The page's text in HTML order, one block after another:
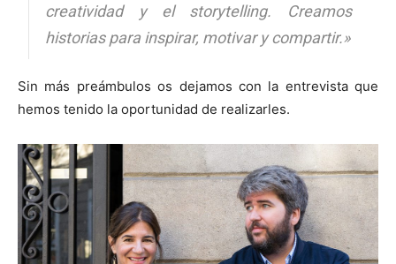
creatividad y el storytelling. Creamos
historias para inspirar, motivar y compartir.»
Sin más preámbulos os dejamos con la entrevista que
hemos tenido la oportunidad de realizarles.